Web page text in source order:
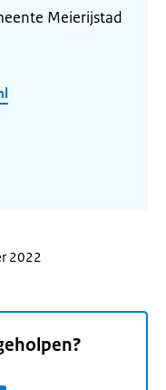
Meierijstad
2022